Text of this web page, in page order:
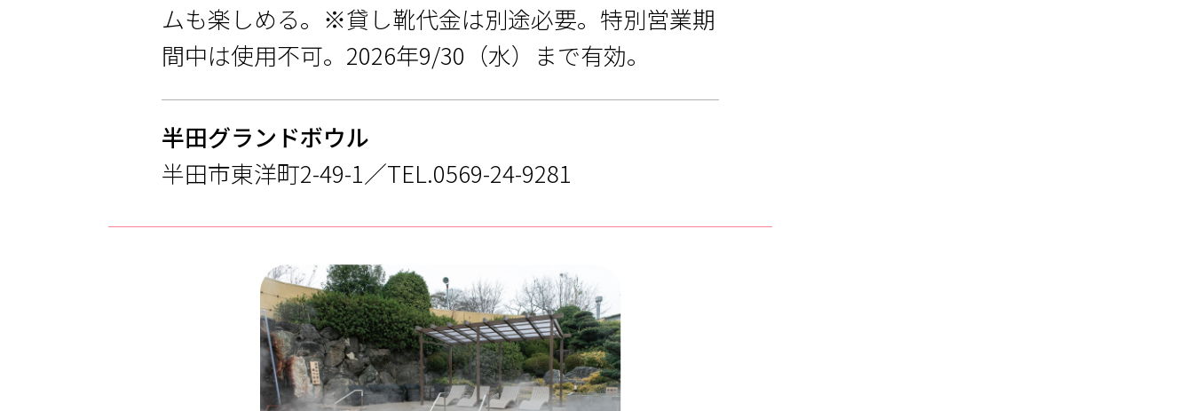
ムも楽しめる。※貸し靴代金は別途必要。特別営業期
間中は使用不可。2026年9/30（水）まで有効。
半田グランドボウル
半田市東洋町2-49-1／TEL.0569-24-9281